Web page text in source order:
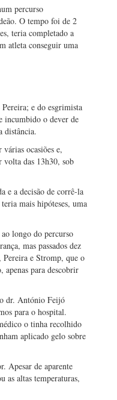
percurso
O tempo foi de 2
teria completado a
atleta conseguir uma
e do esgrimista
incumbido o dever de
distância.
ocasiões e,
volta das 13h30, sob
e a decisão de corrê-la
mais hipóteses, uma
longo do percurso
mas passados dez
e Stromp, que o
apenas para descobrir
dr. António Feijó
para o hospital.
o tinha recolhido
aplicado gelo sobre
Apesar de aparente
as altas temperaturas,